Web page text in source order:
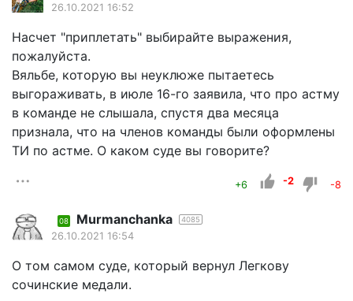
26.10.2021 16:52
Насчет "приплетать" выбирайте выражения,
пожалуйста.
Вяльбе, которую вы неуклюже пытаетесь
выгораживать, в июле 16-го заявила, что про астму
в команде не слышала, спустя два месяца
признала, что на членов команды были оформлены
ТИ по астме. О каком суде вы говорите?
+6 -2 -8
08 Murmanchanka 4085
26.10.2021 16:54
О том самом суде, который вернул Легкову
сочинские медали.